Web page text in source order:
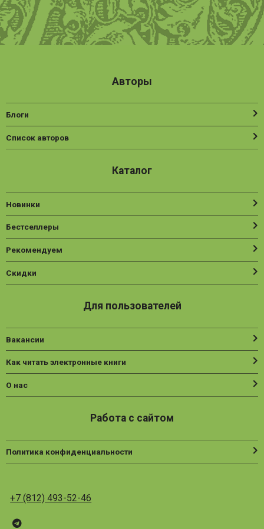
Авторы
Блоги
Список авторов
Каталог
Новинки
Бестселлеры
Рекомендуем
Скидки
Для пользователей
Вакансии
Как читать электронные книги
О нас
Работа с сайтом
Политика конфиденциальности
+7 (812) 493-52-46
Telegram